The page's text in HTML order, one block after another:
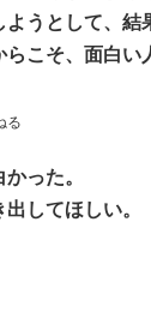
うとして、結
こそ、面白い
る
った。
してほしい。